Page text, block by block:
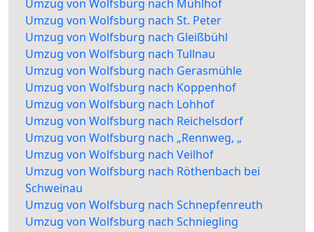
Umzug von Wolfsburg nach Mühlhof
Umzug von Wolfsburg nach St. Peter
Umzug von Wolfsburg nach Gleißbühl
Umzug von Wolfsburg nach Tullnau
Umzug von Wolfsburg nach Gerasmühle
Umzug von Wolfsburg nach Koppenhof
Umzug von Wolfsburg nach Lohhof
Umzug von Wolfsburg nach Reichelsdorf
Umzug von Wolfsburg nach „Rennweg, „
Umzug von Wolfsburg nach Veilhof
Umzug von Wolfsburg nach Röthenbach bei
Schweinau
Umzug von Wolfsburg nach Schnepfenreuth
Umzug von Wolfsburg nach Schniegling